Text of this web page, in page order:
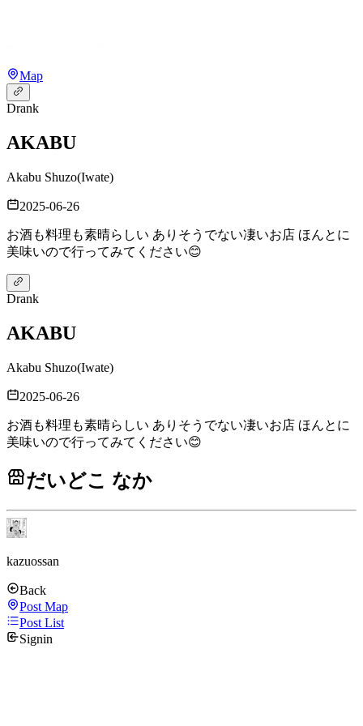
Map
Drank
AKABU
Akabu Shuzo(Iwate)
2025-06-26
お酒も料理も素晴らしい ありそうでない凄いお店 ほんとに
美味いので行ってみてください😊
Drank
AKABU
Akabu Shuzo(Iwate)
2025-06-26
お酒も料理も素晴らしい ありそうでない凄いお店 ほんとに
美味いので行ってみてください😊
だいどこ なか
kazuossan
Back
Post Map
Post List
Signin